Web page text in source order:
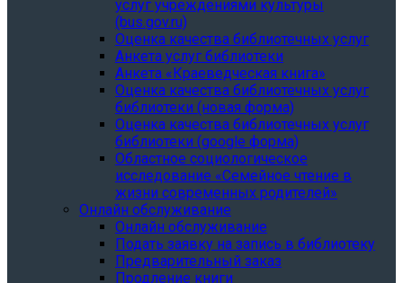
услуг учреждениями культуры
(bus.gov.ru)
Оценка качества библиотечных услуг
Анкета услуг библиотеки
Анкета «Краеведческая книга»
Oценка качества библиотечных услуг
библиотеки (новая форма)
Oценка качества библиотечных услуг
библиотеки (google форма)
Областное социологическое
исследование «Семейное чтение в
жизни современных родителей»
Онлайн обслуживание
Онлайн обслуживание
Подать заявку на запись в библиотеку
Предварительный заказ
Продление книги